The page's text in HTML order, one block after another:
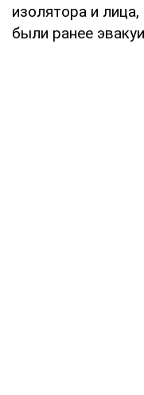
изолятора и
были ранее